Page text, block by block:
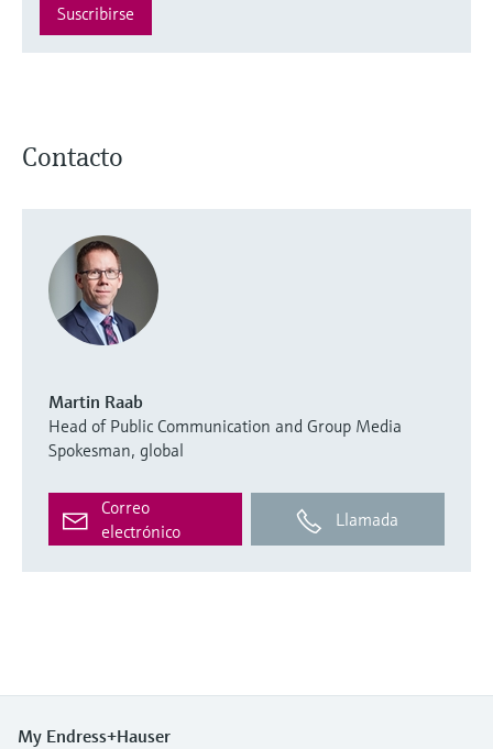
Suscribirse
Contacto
Martin Raab
Head of Public Communication and Group Media
Spokesman, global
Correo
electrónico
Llamada
My Endress+Hauser